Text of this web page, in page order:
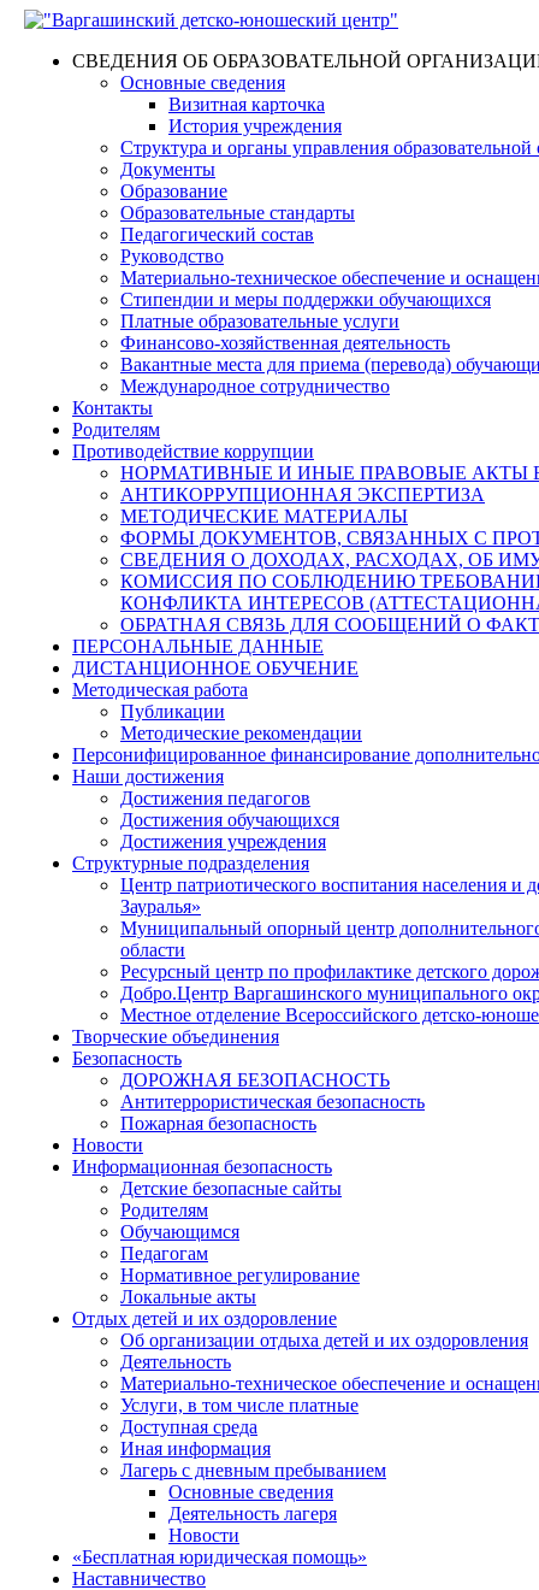
СВЕДЕНИЯ ОБ ОБРАЗОВАТЕЛЬНОЙ
Основные сведения
Визитная карточка
История учреждения
Структура и органы управления образовательной
Документы
Образование
Образовательные стандарты
Педагогический состав
Руководство
Материально-техническое обеспечение и
Стипендии и меры поддержки обучающихся
Платные образовательные услуги
Финансово-хозяйственная деятельность
Вакантные места для приема (перевода)
Международное сотрудничество
Контакты
Родителям
Противодействие коррупции
НОРМАТИВНЫЕ И ИНЫЕ ПРАВОВЫЕ АКТЫ
АНТИКОРРУПЦИОННАЯ ЭКСПЕРТИЗА
МЕТОДИЧЕСКИЕ МАТЕРИАЛЫ
ФОРМЫ ДОКУМЕНТОВ, СВЯЗАННЫХ С
СВЕДЕНИЯ О ДОХОДАХ, РАСХОДАХ, ОБ
КОМИССИЯ ПО СОБЛЮДЕНИЮ
КОНФЛИКТА ИНТЕРЕСОВ
ОБРАТНАЯ СВЯЗЬ ДЛЯ СООБЩЕНИЙ О
ПЕРСОНАЛЬНЫЕ ДАННЫЕ
ДИСТАНЦИОННОЕ ОБУЧЕНИЕ
Методическая работа
Публикации
Методические рекомендации
Персонифицированное финансирование
Наши достижения
Достижения педагогов
Достижения обучающихся
Достижения учреждения
Структурные подразделения
Центр патриотического воспитания населения
Зауралья»
Муниципальный опорный центр
области
Ресурсный центр по профилактике детского
Добро.Центр Варгашинского муниципального
Местное отделение Всероссийского детско-
Творческие объединения
Безопасность
ДОРОЖНАЯ БЕЗОПАСНОСТЬ
Антитеррористическая безопасность
Пожарная безопасность
Новости
Информационная безопасность
Детские безопасные сайты
Родителям
Обучающимся
Педагогам
Нормативное регулирование
Локальные акты
Отдых детей и их оздоровление
Об организации отдыха детей и их оздоровления
Деятельность
Материально-техническое обеспечение и
Услуги, в том числе платные
Доступная среда
Иная информация
Лагерь с дневным пребыванием
Основные сведения
Деятельность лагеря
Новости
«Бесплатная юридическая помощь»
Наставничество